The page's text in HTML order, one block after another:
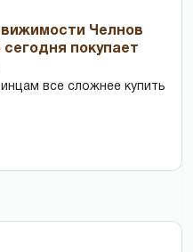
Челнов
сегодня покупает
все сложнее купить